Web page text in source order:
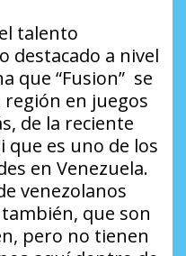
talento
destacado a nivel
que “Fusion” se
en juegos
de la reciente
que es uno de los
en Venezuela.
venezolanos
que son
pero no tienen